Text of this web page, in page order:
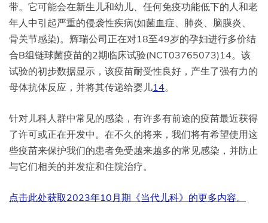
带。它可能会在新生儿和幼儿、任何免疫功能低下的人和老
年人中引起严重的侵袭性疾病(如菌血症、肺炎、脑膜炎、
骨关节感染)。辉瑞公司正在对18至49岁的孕妇进行多价结
合B组链球菌疫苗的2期临床试验(NCT03765073)14。该
试验的初步数据显示，该疫苗耐受性良好，产生了强有力的
母体抗体反应，并将其传递给婴儿14。
针对儿科人群中常见的感染，有许多有前途的疫苗最近获得
了许可或正在开发中。在不久的将来，我们将有希望使用这
些疫苗来保护我们的患者免受越来越多的常见感染，并防止
与它们相关的并发症和住院治疗。
点击此处获取2023年10月期《当代儿科》的更多内容。